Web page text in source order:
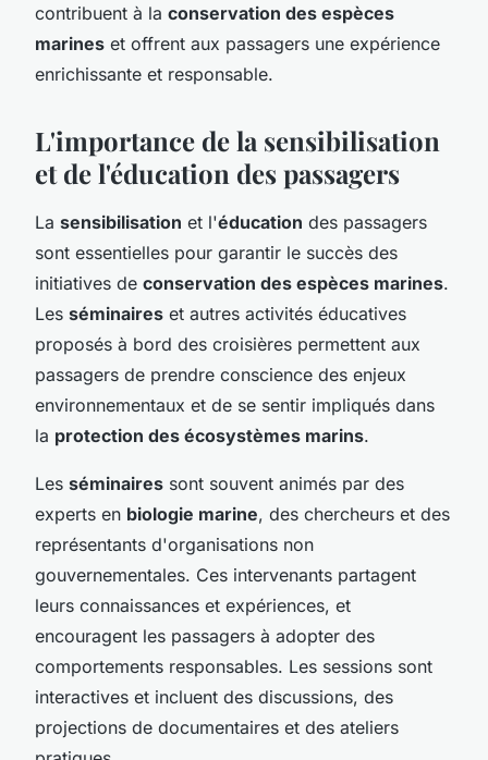
contribuent à la conservation des espèces
marines et offrent aux passagers une expérience
enrichissante et responsable.
L'importance de la sensibilisation
et de l'éducation des passagers
La sensibilisation et l'éducation des passagers
sont essentielles pour garantir le succès des
initiatives de conservation des espèces marines.
Les séminaires et autres activités éducatives
proposés à bord des croisières permettent aux
passagers de prendre conscience des enjeux
environnementaux et de se sentir impliqués dans
la protection des écosystèmes marins.
Les séminaires sont souvent animés par des
experts en biologie marine, des chercheurs et des
représentants d'organisations non
gouvernementales. Ces intervenants partagent
leurs connaissances et expériences, et
encouragent les passagers à adopter des
comportements responsables. Les sessions sont
interactives et incluent des discussions, des
projections de documentaires et des ateliers